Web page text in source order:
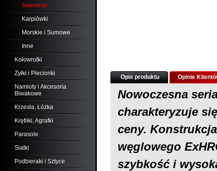
Spinningi
Karpiówki
Morskie i Sumowe
Inne
Kołowrotki
Żyłki i Plecionki
Namioty i Akcesoria
Biwakowe
Krzesła, Łóżka
Krętliki, Agrafki
Parasole
Siatki
Podbieraki i Sztyce
Opis produktu Opinie
Nowoczesna
charakteryzuje
ceny.
węglowego
szybkość i